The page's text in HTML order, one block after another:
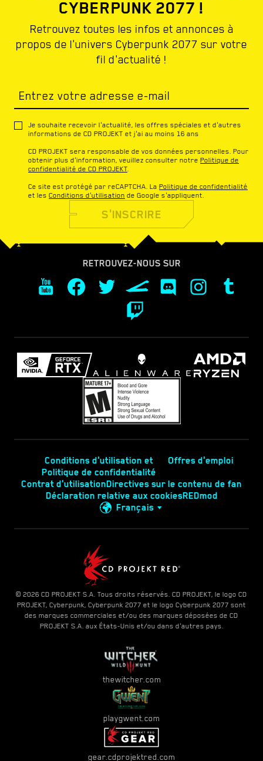
CYBERPUNK 2077 !
Retrouvez toutes les infos et annonces à
propos de l'univers Cyberpunk 2077 sur votre
fil d'actualité !
Entrez votre adresse e-mail
Je souhaite recevoir l'actualité, les offres spéciales et d'autres
informations de CD PROJEKT et j'ai au moins 16 ans
CD PROJEKT sera responsable de vos données personnelles. Pour
obtenir plus d'information, veuillez consulter notre Politique de
confidentialité de CD PROJEKT
Ce site est protégé par reCAPTCHA. La Politique de confidentialité
et les Conditions d'utilisation de Google s'appliquent.
S'INSCRIRE
RETROUVEZ-NOUS SUR
Conditions d'utilisation et
Politique de confidentialité
Offres d'emploi
Contrat d'utilisationDirectives sur le contenu de fan
Déclaration relative aux cookiesREDmod
Français
© 2026 CD PROJEKT S.A. Tous droits réservés. CD PROJEKT, le logo CD
PROJEKT, Cyberpunk, Cyberpunk 2077 et le logo Cyberpunk 2077 sont
des marques commerciales et/ou des marques déposées de CD
PROJEKT S.A. aux États-Unis et/ou dans d'autres pays.
thewitcher.com
playgwent.com
gear.cdprojektred.com